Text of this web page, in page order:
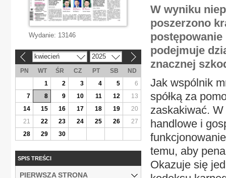
W wyniku
poszerzono
postępowanie
podejmuje
znacznej
Jak wspólnik
spółką za
zaskakiwać.
handlowe i
temu, aby
Okazuje się
Wydanie: 13146
kwiecień 2025
PN WT ŚR CZ PT SB
ND
1
2 3 4 5
6
7
8 9 10 11 12
13
14
15 16 17 18 19
20
21
22 23 24 25 26
27
28
29 30
SPIS TREŚCI
PIERWSZA STRONA